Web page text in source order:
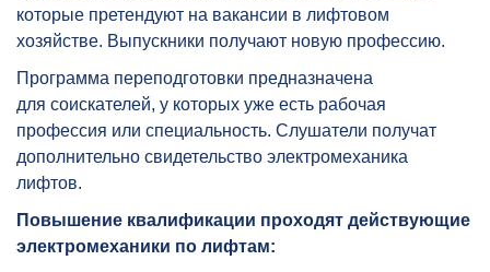
которые претендуют на вакансии в лифтовом
хозяйстве. Выпускники получают новую профессию.
Программа переподготовки предназначена
для соискателей, у которых уже есть рабочая
профессия или специальность. Слушатели получат
дополнительно свидетельство электромеханика
лифтов.
Повышение квалификации проходят действующие
электромеханики по лифтам: